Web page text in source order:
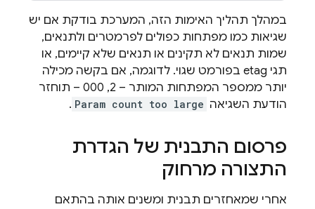
במהלך תהליך האימות הזה, המערכת בודקת אם יש
שגיאות כמו מפתחות כפולים לפרמטרים ולתנאים,
שמות תנאים לא תקינים או תנאים שלא קיימים, או
תגי etag בפורמט שגוי. לדוגמה, אם בקשה מכילה
יותר ממספר המפתחות המותר – 2, 000 – תוחזר
הודעת השגיאה Param count too large
.
פרסום התבנית של הגדרת
התצורה מרחוק
אחרי שמאחזרים תבנית ומשנים אותה בהתאם